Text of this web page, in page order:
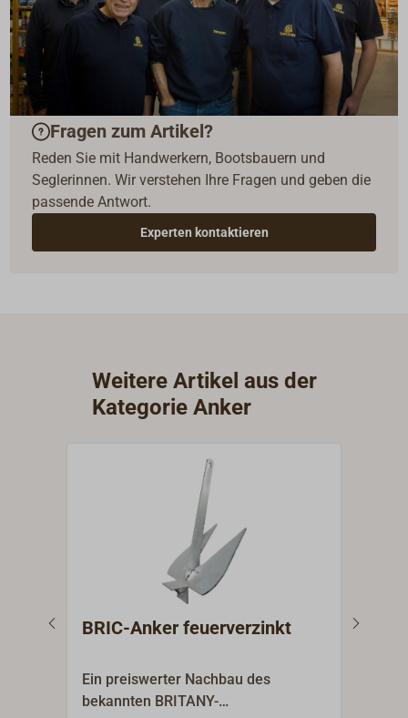
Fragen zum Artikel?
Reden Sie mit Handwerkern, Bootsbauern und
Seglerinnen. Wir verstehen Ihre Fragen und geben die
passende Antwort.
Experten kontaktieren
Weitere Artikel aus der
Kategorie Anker
BRIC-Anker feuerverzinkt
Ein preiswerter Nachbau des
bekannten BRITANY-